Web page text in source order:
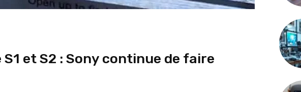
et S2 : Sony continue de faire